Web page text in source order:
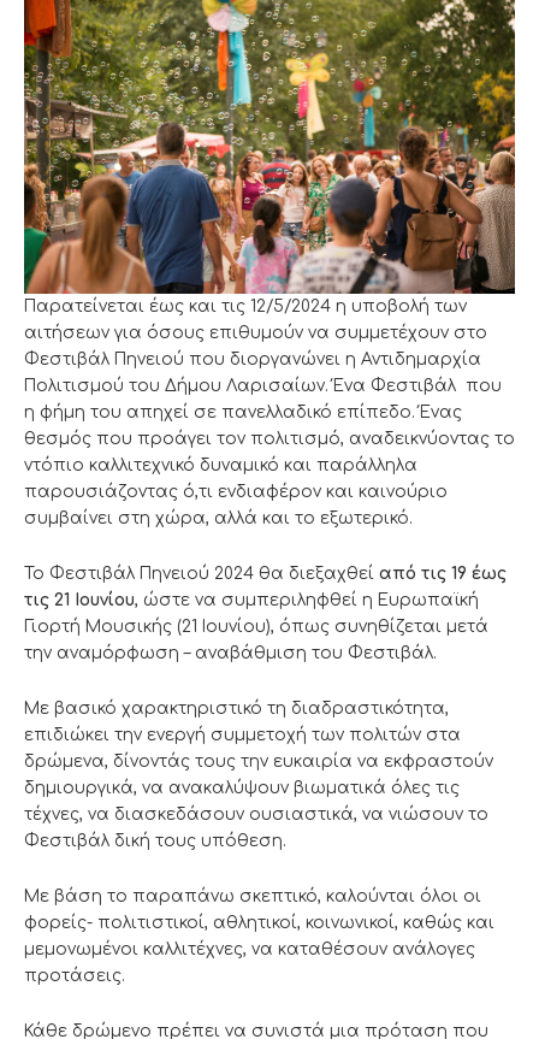
Παρατείνεται έως και τις 12/5/2024 η υποβολή των
αιτήσεων για όσους επιθυμούν να συμμετέχουν στο
Φεστιβάλ Πηνειού που διοργανώνει η Αντιδημαρχία
Πολιτισμού του Δήμου Λαρισαίων. Ένα Φεστιβάλ που
η φήμη του απηχεί σε πανελλαδικό επίπεδο. Ένας
θεσμός που προάγει τον πολιτισμό, αναδεικνύοντας το
ντόπιο καλλιτεχνικό δυναμικό και παράλληλα
παρουσιάζοντας ό,τι ενδιαφέρον και καινούριο
συμβαίνει στη χώρα, αλλά και το εξωτερικό.
Το Φεστιβάλ Πηνειού 2024 θα διεξαχθεί από τις 19 έως
τις 21 Ιουνίου, ώστε να συμπεριληφθεί η Ευρωπαϊκή
Γιορτή Μουσικής (21 Ιουνίου), όπως συνηθίζεται μετά
την αναμόρφωση – αναβάθμιση του Φεστιβάλ.
Με βασικό χαρακτηριστικό τη διαδραστικότητα,
επιδιώκει την ενεργή συμμετοχή των πολιτών στα
δρώμενα, δίνοντάς τους την ευκαιρία να εκφραστούν
δημιουργικά, να ανακαλύψουν βιωματικά όλες τις
τέχνες, να διασκεδάσουν ουσιαστικά, να νιώσουν το
Φεστιβάλ δική τους υπόθεση.
Με βάση το παραπάνω σκεπτικό, καλούνται όλοι οι
φορείς- πολιτιστικοί, αθλητικοί, κοινωνικοί, καθώς και
μεμονωμένοι καλλιτέχνες, να καταθέσουν ανάλογες
προτάσεις.
Κάθε δρώμενο πρέπει να συνιστά μια πρόταση που